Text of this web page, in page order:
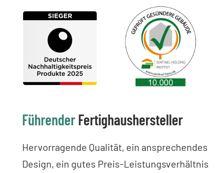
FührenderFertighaushersteller
Hervorragende Qualität, ein ansprechendes
Design, ein gutes Preis-Leistungsverhältnis